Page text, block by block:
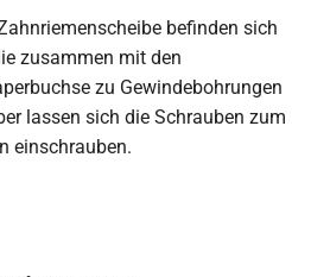
befinden sich
zusammen mit den
zu Gewindebohrungen
lassen sich die Schrauben zum
einschrauben.